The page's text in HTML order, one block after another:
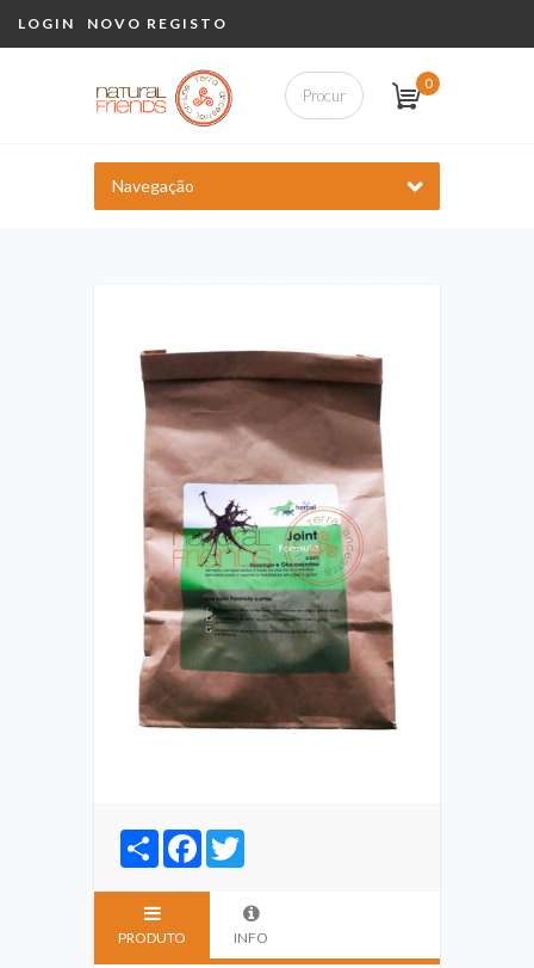
LOGIN NOVO REGISTO
0
Navegação
Share Facebook
PRODUTO INFO